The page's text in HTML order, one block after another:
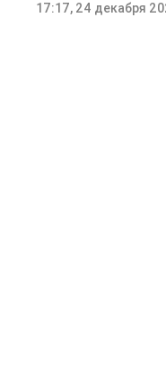
17:17, 24 декабря